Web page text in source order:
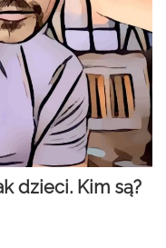
dzieci. Kim są?